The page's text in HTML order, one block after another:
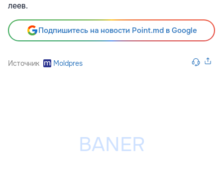
леев.
Подпишитесь на новости Point.md в Google
Источник Moldpres